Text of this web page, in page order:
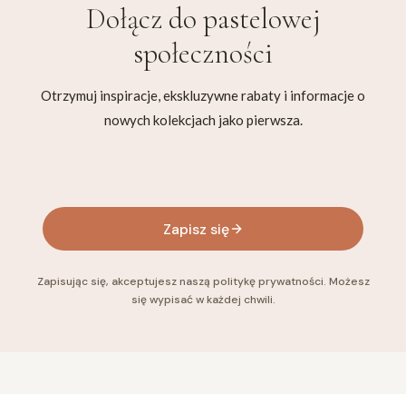
Dołącz do pastelowej
społeczności
Otrzymuj inspiracje, ekskluzywne rabaty i informacje o
nowych kolekcjach jako pierwsza.
Zapisz się
Zapisując się, akceptujesz naszą politykę prywatności. Możesz
się wypisać w każdej chwili.